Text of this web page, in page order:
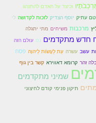
וכיצד על האדם להתנהג
עתיק יוסף הצדיק לזכות לקדושה לִי
מרכבות משיחים מתי יתגלה
חדש מתקדמים נס עולם הזה
עשב עשרה עֵת לַעֲשׂוֹת לַיהוָה פסח
זהר קרומא דאווירא קשר בין גוף
שמיני מתקדמים
תיקון פנימי קודם לחיצוני